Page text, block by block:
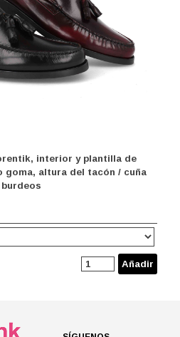
interior y plantilla de
goma, altura del tacón / cuña
Añadir